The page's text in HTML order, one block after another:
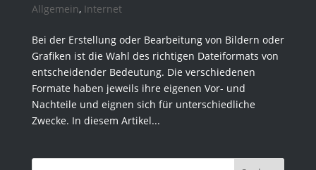
Allgemein, Internet
Bei der Erstellung oder Bearbeitung von Bildern oder
Grafiken ist die Wahl des richtigen Dateiformats von
entscheidender Bedeutung. Die verschiedenen
Formate haben jeweils ihre eigenen Vor- und
Nachteile und eignen sich für unterschiedliche
Zwecke. In diesem Artikel...